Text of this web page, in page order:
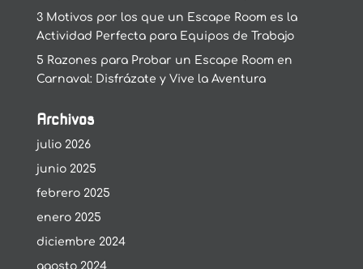
3 Motivos por los que un Escape Room es la
Actividad Perfecta para Equipos de Trabajo
5 Razones para Probar un Escape Room en
Carnaval: Disfrázate y Vive la Aventura
Archivos
julio 2026
junio 2025
febrero 2025
enero 2025
diciembre 2024
agosto 2024